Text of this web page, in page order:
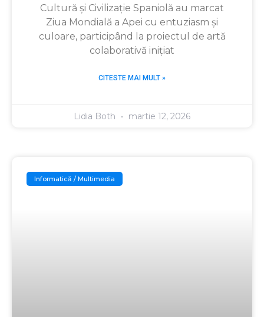
Cultură și Civilizație Spaniolă au marcat
Ziua Mondială a Apei cu entuziasm și
culoare, participând la proiectul de artă
colaborativă inițiat
CITESTE MAI MULT »
Lidia Both martie 12, 2026
Informatică / Multimedia